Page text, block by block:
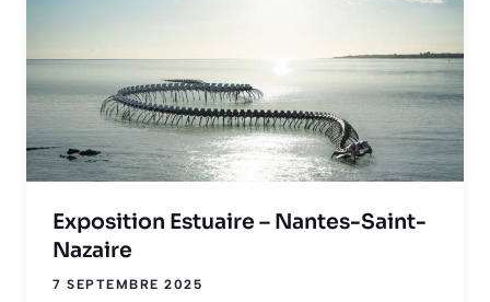
Exposition Estuaire – Nantes-Saint-
Nazaire
7 SEPTEMBRE 2025